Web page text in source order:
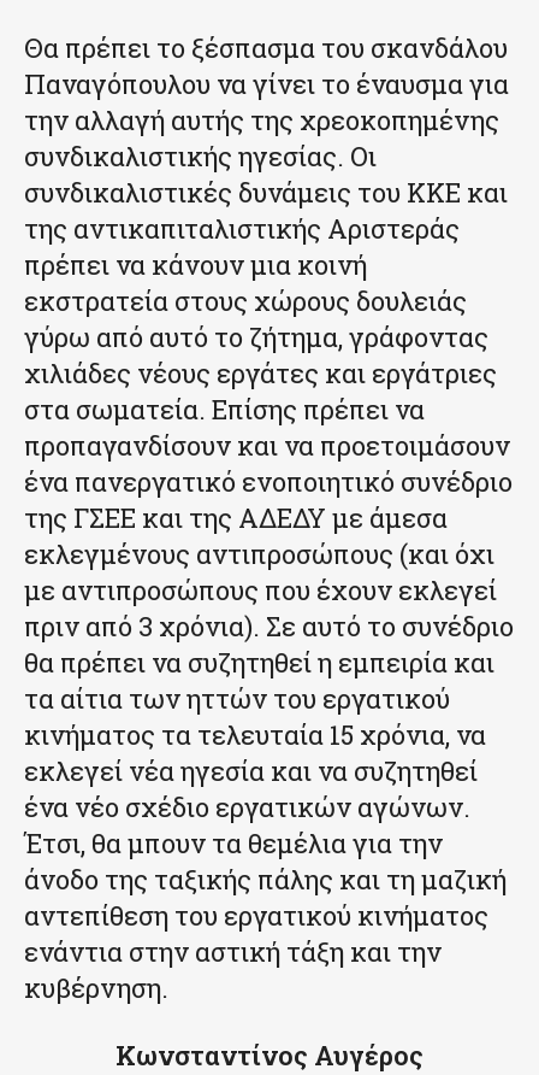
Θα πρέπει το ξέσπασμα του σκανδάλου
Παναγόπουλου να γίνει το έναυσμα για
την αλλαγή αυτής της χρεοκοπημένης
συνδικαλιστικής ηγεσίας. Οι
συνδικαλιστικές δυνάμεις του ΚΚΕ και
της αντικαπιταλιστικής Αριστεράς
πρέπει να κάνουν μια κοινή
εκστρατεία στους χώρους δουλειάς
γύρω από αυτό το ζήτημα, γράφοντας
χιλιάδες νέους εργάτες και εργάτριες
στα σωματεία. Επίσης πρέπει να
προπαγανδίσουν και να προετοιμάσουν
ένα πανεργατικό ενοποιητικό συνέδριο
της ΓΣΕΕ και της ΑΔΕΔΥ με άμεσα
εκλεγμένους αντιπροσώπους (και όχι
με αντιπροσώπους που έχουν εκλεγεί
πριν από 3 χρόνια). Σε αυτό το συνέδριο
θα πρέπει να συζητηθεί η εμπειρία και
τα αίτια των ηττών του εργατικού
κινήματος τα τελευταία 15 χρόνια, να
εκλεγεί νέα ηγεσία και να συζητηθεί
ένα νέο σχέδιο εργατικών αγώνων.
Έτσι, θα μπουν τα θεμέλια για την
άνοδο της ταξικής πάλης και τη μαζική
αντεπίθεση του εργατικού κινήματος
ενάντια στην αστική τάξη και την
κυβέρνηση.
Κωνσταντίνος Αυγέρος